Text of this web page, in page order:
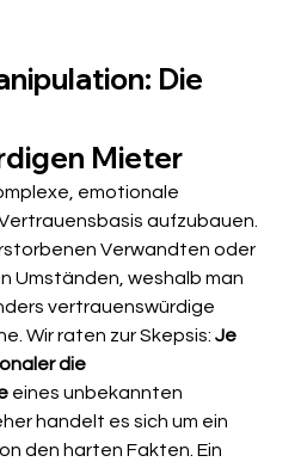
Die
Mieter
emotionale
aufzubauen.
Verwandten oder
Umständen, weshalb man
vertrauenswürdige
Wir raten zur Skepsis: Je
die
eines unbekannten
handelt es sich um ein
den harten Fakten. Ein